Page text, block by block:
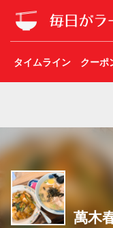
タイムライン クーポ
萬木